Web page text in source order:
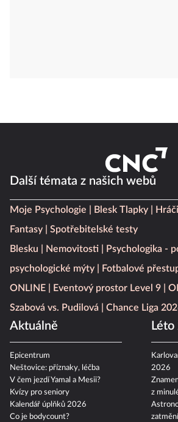
Další témata z našich webů
Moje Psychologie Blesk Tlapky
Fantasy
Spotřebitelské testy
Blesku
Nemovitosti
Psychologika -
psychologické mýty
Fotbalové
ONLINE
Eventový prostor Level 9
Szabová vs. Pudilová
Chance Liga
Aktuálně
Epicentrum
Neštovice: příznaky, léčba
V čem jezdí Yamal a Mesii?
Kvízy pro seniory
Kalendář úplňků 2026
Co je bodycount?
2026
z